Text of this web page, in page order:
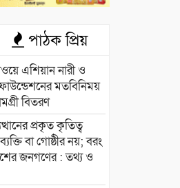
পাঠক প্রিয়
এশিয়ান নারী ও
মতবিনিময়
বিতরণ
প্রকৃত কৃতিত্ব
বা গোষ্ঠীর নয়; বরং
জনগণের : তথ্য ও